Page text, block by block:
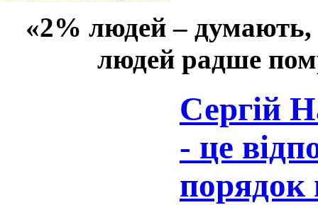
«2% людей –
людей радше
Сергій
- це
порядок